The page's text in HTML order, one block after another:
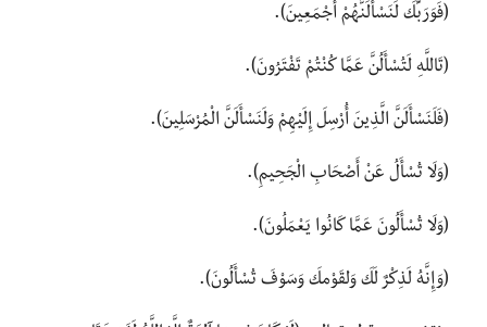
(فَوَرَبِّكَ لَنَسْأَلَنَّهُمْ أَجْمَعِينَ).
(تَاللَّهِ لَتُسْأَلُنَّ عَمَّا كُنْتُمْ تَفْتَرُونَ).
(فَلَنَسْأَلَنَّ الَّذِينَ أُرْسِلَ إِلَيْهِمْ وَلَنَسْأَلَنَّ الْمُرْسَلِينَ).
(وَلَا تُسْأَلُ عَنْ أَصْحَابِ الْجَحِيمِ).
(وَلَا تُسْأَلُونَ عَمَّا كَانُوا يَعْمَلُونَ).
(وَإِنَّهُ لَذِكْرٌ لَكَ وَلِقَوْمِكَ وَسَوْفَ تُسْأَلُونَ).